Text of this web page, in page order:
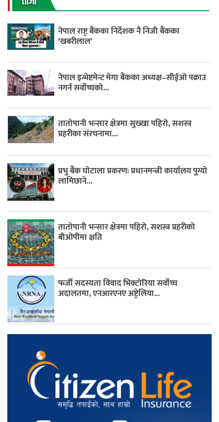
नेपाल राष्ट्र बैंकका निर्देशक नै निजी बैंकका
‘खबरीलाल’
नेपाल इन्भेष्टमेन्ट मेगा बैंकका अध्यक्ष–सीईओ पक्राउ
नगर्न सर्वोच्चको...
तातोपानी भन्सार क्षेत्रमा सुख्खा पहिरो, सशस्त्र
प्रहरीका संरचनामा...
प्रभु बैंक घोटाला प्रकरण: प्रधानमन्त्री कार्यालय पुग्यो
लामिछाने...
तातोपानी भन्सार क्षेत्रमा पहिरो, सशस्त्र प्रहरीको
बीओपीमा क्षति
फर्जी सदस्यता विवाद भिक्टोरिया सर्वोच्च
अदालतमा, एनआरएनए अष्ट्रेलिया...